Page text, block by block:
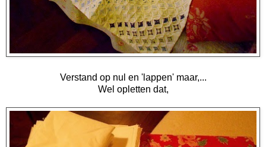
Verstand op nul en 'lappen' maar,...
Wel opletten dat,